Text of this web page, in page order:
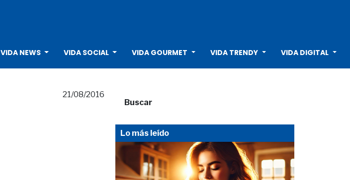
VIDA NEWS VIDA SOCIAL VIDA GOURMET VIDA TRENDY VIDA DIGITAL
21/08/2016
Buscar
Lo más leído